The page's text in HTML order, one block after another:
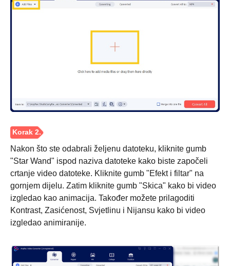
Nakon što ste odabrali željenu datoteku, kliknite gumb
"Star Wand" ispod naziva datoteke kako biste započeli
crtanje video datoteke. Kliknite gumb "Efekt i filtar" na
gornjem dijelu. Zatim kliknite gumb "Skica" kako bi video
izgledao kao animacija. Također možete prilagoditi
Kontrast, Zasićenost, Svjetlinu i Nijansu kako bi video
izgledao animiranije.